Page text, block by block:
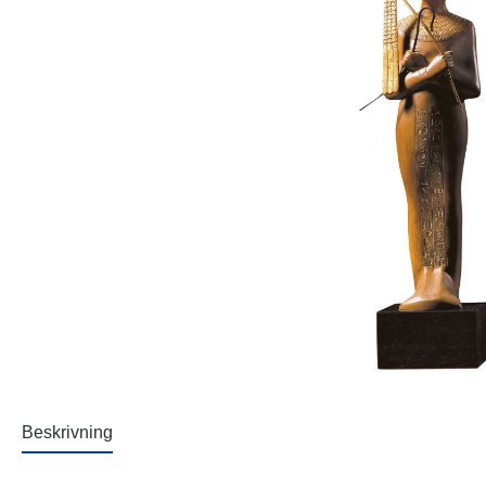
Beskrivning